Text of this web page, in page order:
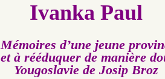
Ivanka Paul
d’une jeune
à rééduquer de manière
Yougoslavie de Josip Broz